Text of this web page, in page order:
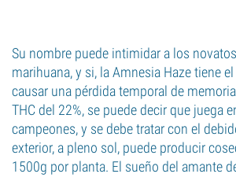
Su nombre puede intimidar a los
marihuana, y si, la Amnesia Haze tiene
causar una pérdida temporal de
THC del 22%, se puede decir que juega
campeones, y se debe tratar con el
exterior, a pleno sol, puede producir
1500g por planta. El sueño del amante